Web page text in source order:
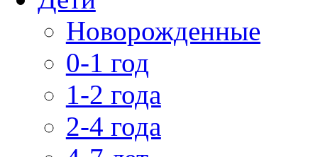
Новорожденные
0-1 год
1-2 года
2-4 года